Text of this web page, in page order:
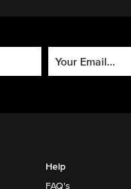
Help
FAQ's